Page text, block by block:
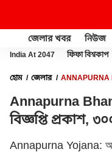
জেলার খবর নিউজ
India At 2047 ফিফা বিশ্বকাপ
হোম জেলার
ANNAPURNA
Annapurna
বিজ্ঞপ্তি প্রকাশ,
Annapurna Yojana: